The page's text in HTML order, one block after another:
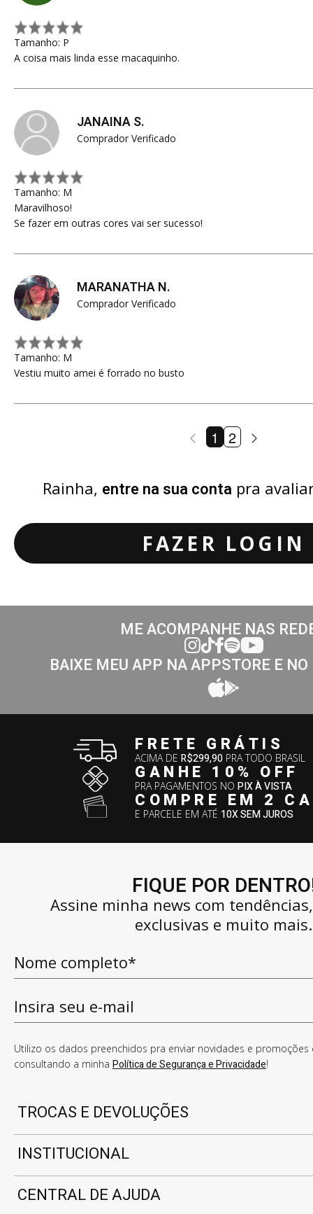
Tamanho: P
A coisa mais linda esse macaquinho.
JANAINA S.
Comprador Verificado
Tamanho: M
Maravilhoso!
Se fazer em outras cores vai ser sucesso!
MARANATHA N.
Comprador Verificado
Tamanho: M
Vestiu muito amei é forrado no busto
1 2
Rainha, entre na sua conta pra
FAZER LOGIN
ME ACOMPANHE NAS
BAIXE MEU APP NA APPSTORE E
FRETE GRÁTIS
ACIMA DER$299,90 PRA TODO BRASIL
GANHE 10% OFF
PRA PAGAMENTOS NOPIX À VISTA
COMPRE EM 2
E PARCELE EM ATÉ 10X SEM JUROS
FIQUE POR
Assine minha news com
exclusivas e muito mais.
Utilizo os dados preenchidos pra enviar novidades e promoções
consultando a minha Política de Segurança e Privacidade!
TROCAS E DEVOLUÇÕES
INSTITUCIONAL
CENTRAL DE AJUDA